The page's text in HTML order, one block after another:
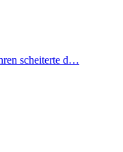
scheiterte d…